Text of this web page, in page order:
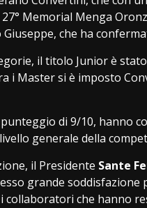
Memorial Menga
che ha
il titolo Junior è
i Master si è imposto
di 9/10, hanno
generale della
il Presidente Sante
grande
che hanno